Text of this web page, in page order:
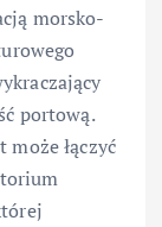
morsko-
portową.
łączyć